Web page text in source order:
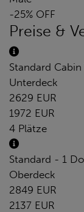
-25% OFF
Preise &
Standard
Unterdeck
2629 EUR
1972 EUR
4 Plätze
Standard - 1
Oberdeck
2849 EUR
2137 EUR